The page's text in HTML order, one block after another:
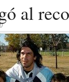
al